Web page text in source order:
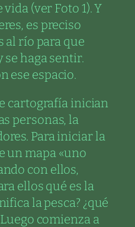
(ver Foto 1). Y
es preciso
al río para que
se haga sentir.
ese espacio.
cartografía inician
personas, la
Para iniciar la
un mapa «uno
con ellos,
ellos qué es la
la pesca? ¿qué
comienza a